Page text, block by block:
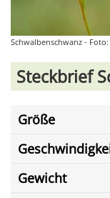
Schwalbenschwanz -
Steckbrief
Größe
Gewicht